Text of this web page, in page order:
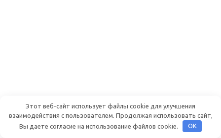
Этот веб-сайт использует файлы cookie для улучшения
взаимодействия с пользователем. Продолжая использовать сайт,
Вы даете согласие на использование файлов cookie.
OK